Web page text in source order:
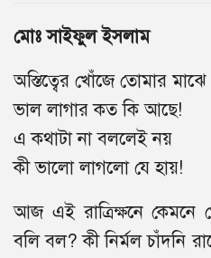
মোঃ সাইফুল ইসলাম
অস্তিত্বের খোঁজে তোমার মাঝে
ভাল লাগার কত কি আছে!
এ কথাটা না বললেই নয়
কী ভালো লাগলো যে হায়!
আজ এই রাত্রিক্ষনে
বলি বল? কী নির্মল চাঁদনি